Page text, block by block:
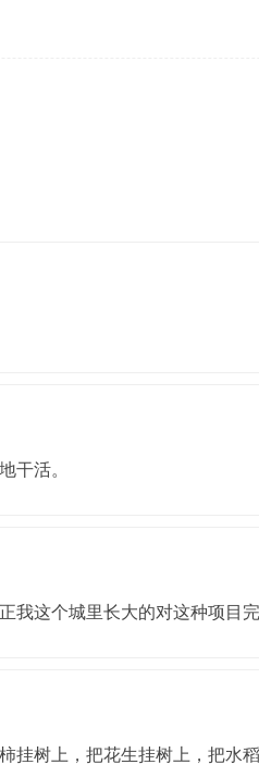
干活。
这个城里长大的对这种项目完
挂树上，把花生挂树上，把